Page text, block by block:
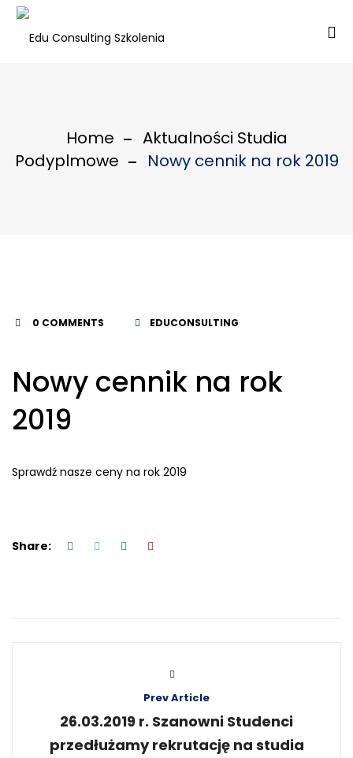
Home
Aktualności Studia
Podyplmowe
Nowy cennik na rok 2019
0 COMMENTS EDUCONSULTING
Nowy cennik na rok
2019
Sprawdź nasze ceny na rok 2019
Share:
Prev Article
26.03.2019 r. Szanowni Studenci
przedłużamy rekrutację na studia